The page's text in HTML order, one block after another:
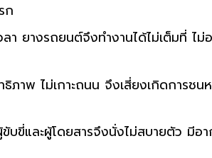
ก
ยางรถยนต์จึงทำงานได้ไม่เต็มที่ ไม่อ
ธิภาพ ไม่เกาะถนน จึงเสี่ยงเกิดการชน
บขี่และผู้โดยสารจึงนั่งไม่สบายตัว มีอ